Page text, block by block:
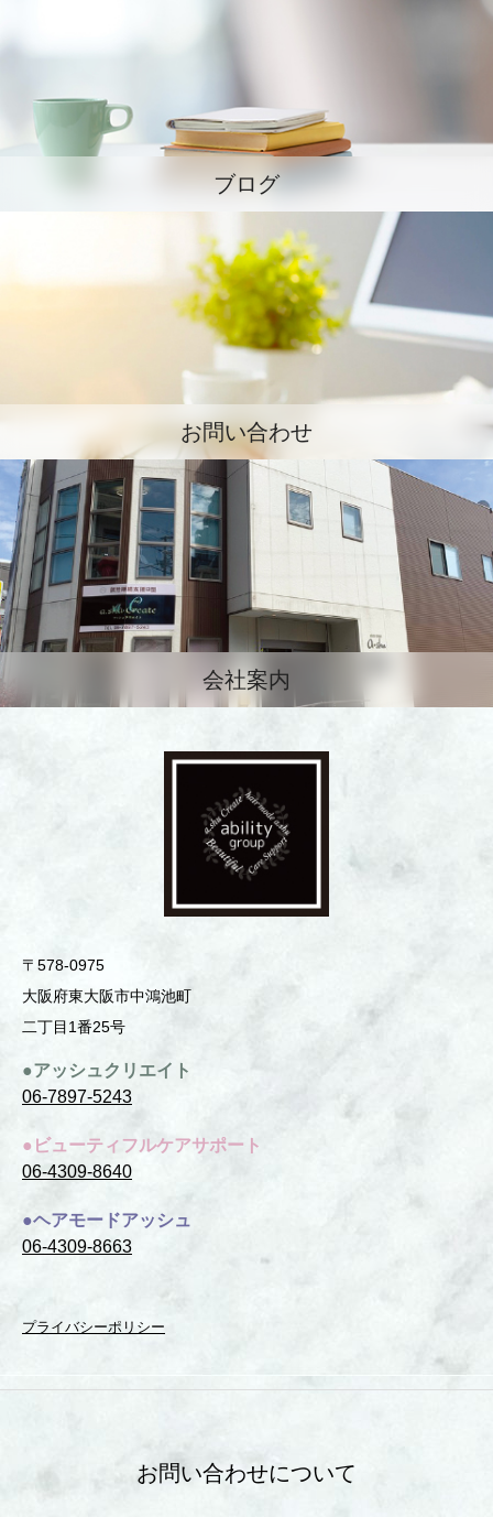
ブログ
お問い合わせ
会社案内
〒578-0975
⼤阪府東⼤阪市中鴻池町
⼆丁⽬1番25号
●アッシュクリエイト
06-7897-5243
●ビューティフルケアサポート
06-4309-8640
●ヘアモードアッシュ
06-4309-8663
プライバシーポリシー
お問い合わせについて